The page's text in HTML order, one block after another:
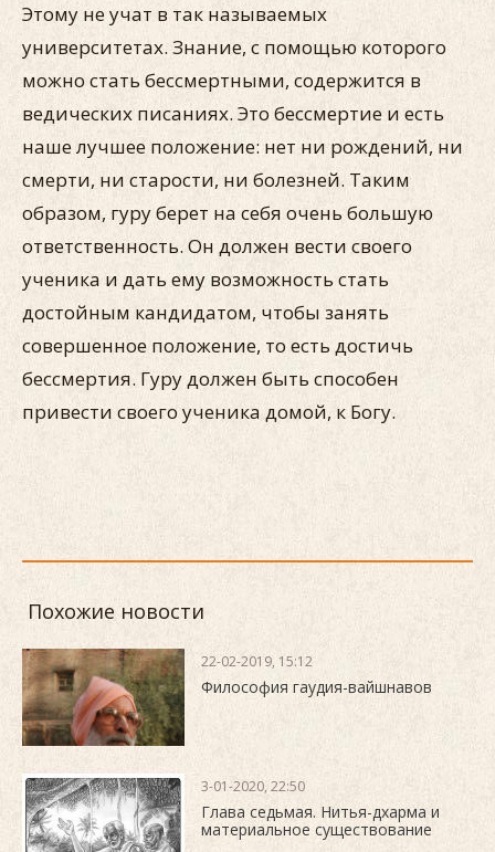
Этому не учат в так называемых
университетах. Знание, с помощью которого
можно стать бессмертными, содержится в
ведических писаниях. Это бессмертие и есть
наше лучшее положение: нет ни рождений, ни
смерти, ни старости, ни болезней. Таким
образом, гуру берет на себя очень большую
ответственность. Он должен вести своего
ученика и дать ему возможность стать
достойным кандидатом, чтобы занять
совершенное положение, то есть достичь
бессмертия. Гуру должен быть способен
привести своего ученика домой, к Богу.
Похожие новости
22-02-2019, 15:12
Философия гаудия-вайшнавов
3-01-2020, 22:50
Глава седьмая. Нитья-дхарма и
материальное существование